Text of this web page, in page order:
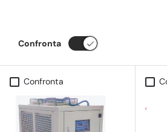
Confronta
Confronta